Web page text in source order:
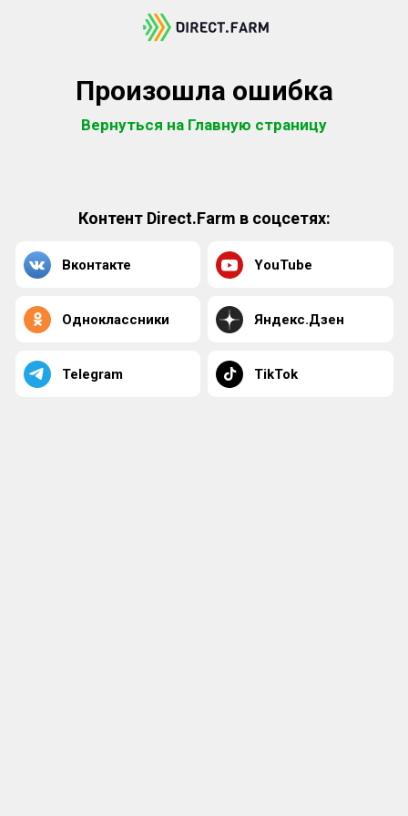
Произошла ошибка
Вернуться на Главную страницу
Контент Direct.Farm в соцсетях:
Вконтакте YouTube
Одноклассники Яндекс.Дзен
Telegram TikTok